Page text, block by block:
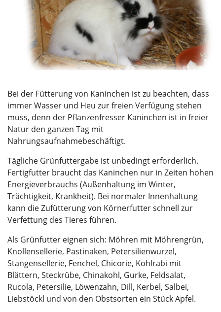
Bei der Fütterung von Kaninchen ist zu beachten, dass
immer Wasser und Heu zur freien Verfügung stehen
muss, denn der Pflanzenfresser Kaninchen ist in freier
Natur den ganzen Tag mit
Nahrungsaufnahmebeschäftigt.
Tägliche Grünfuttergabe ist unbedingt erforderlich.
Fertigfutter braucht das Kaninchen nur in Zeiten hohen
Energieverbrauchs (Außenhaltung im Winter,
Trächtigkeit, Krankheit). Bei normaler Innenhaltung
kann die Zufütterung von Körnerfutter schnell zur
Verfettung des Tieres führen.
Als Grünfutter eignen sich: Möhren mit Möhrengrün,
Knollensellerie, Pastinaken, Petersilienwurzel,
Stangensellerie, Fenchel, Chicorie, Kohlrabi mit
Blättern, Steckrübe, Chinakohl, Gurke, Feldsalat,
Rucola, Petersilie, Löwenzahn, Dill, Kerbel, Salbei,
Liebstöckl und von den Obstsorten ein Stück Apfel.